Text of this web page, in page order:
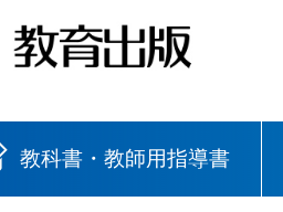
教科書・教師用指導書